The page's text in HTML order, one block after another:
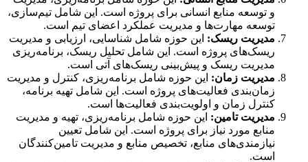
و توسعه منابع انسانی برای پروژه است. این شامل تیم‌سازی،
توسعه مهارت‌ها و مدیریت عملکرد اعضای تیم است.
مدیریت ریسک :این حوزه شامل شناسایی، ارزیابی و مدیریت
ریسک‌های پروژه است. این شامل تحلیل ریسک، برنامه‌ریزی
مدیریت ریسک و پیش‌بینی ریسک‌های آتی است.
مدیریت زمان: این حوزه شامل برنامه‌ریزی، کنترل و مدیریت
زمان‌بندی فعالیت‌های پروژه است. این شامل تهیه برنامه،
کنترل زمان و اولویت‌بندی فعالیت‌ها است.
مدیریت تامین:این حوزه شامل برنامه‌ریزی، تهیه و مدیریت
منابع مورد نیاز برای پروژه است. این شامل تعیین
نیازمندی‌های منابع، تخصیص منابع و مدیریت تامین‌کنندگان